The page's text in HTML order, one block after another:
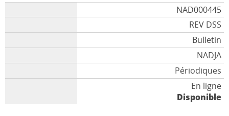
NAD000445
REV DSS
Bulletin
NADJA
Périodiques
En ligne
Disponible